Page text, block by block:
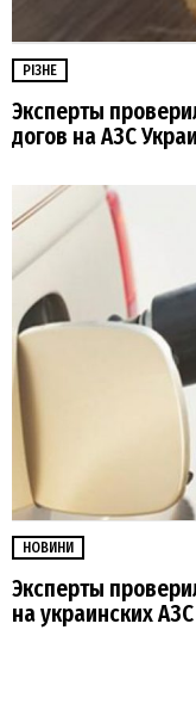
РІЗНЕ
Эксперты
догов на АЗС
НОВИНИ
Эксперты
на украинских АЗС